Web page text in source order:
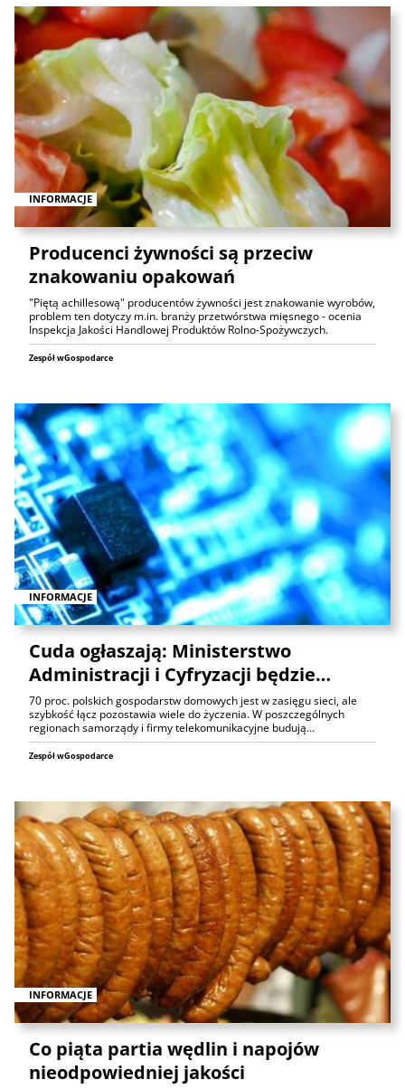
INFORMACJE
Producenci żywności są przeciw
znakowaniu opakowań
"Piętą achillesową" producentów żywności jest znakowanie wyrobów,
problem ten dotyczy m.in. branży przetwórstwa mięsnego - ocenia
Inspekcja Jakości Handlowej Produktów Rolno-Spożywczych.
Zespół wGospodarce
INFORMACJE
Cuda ogłaszają: Ministerstwo
Administracji i Cyfryzacji będzie…
70 proc. polskich gospodarstw domowych jest w zasięgu sieci, ale
szybkość łącz pozostawia wiele do życzenia. W poszczególnych
regionach samorządy i firmy telekomunikacyjne budują…
Zespół wGospodarce
INFORMACJE
Co piąta partia wędlin i napojów
nieodpowiedniej jakości